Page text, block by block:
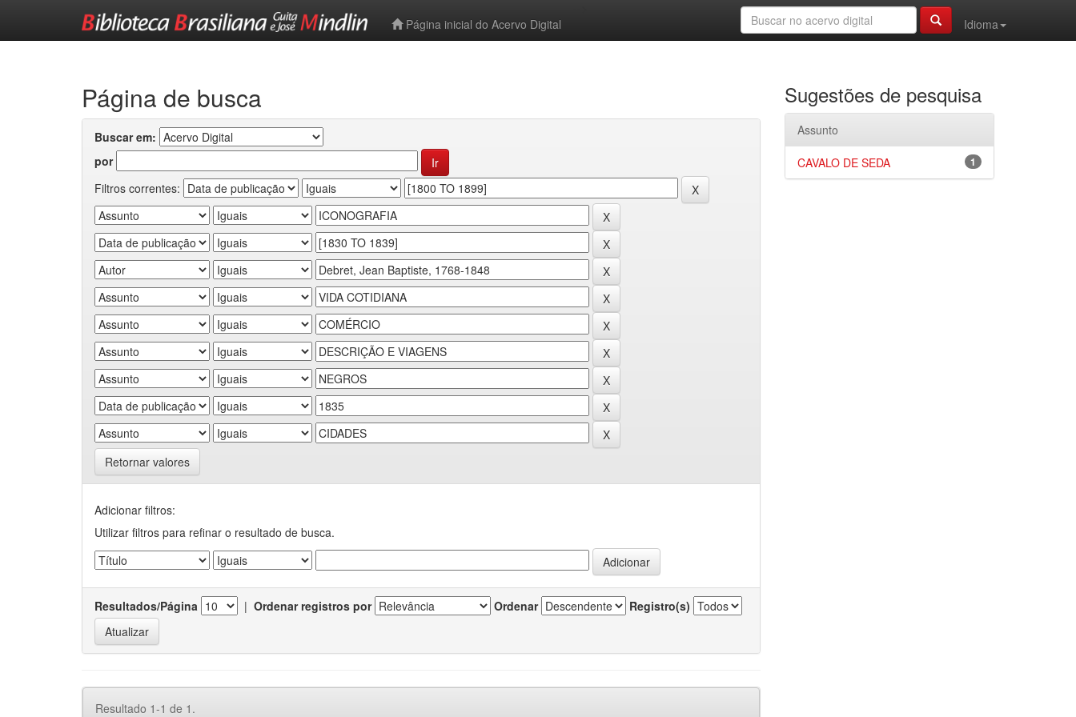
Página inicial do Acervo Digital
Idioma
Página de busca
Buscar em:
por
Filtros correntes:
Retornar valores
Adicionar filtros:
Utilizar filtros para refinar o resultado de busca.
Resultados/Página | Ordenar registros por Ordenar Registro(s)
Resultado 1-1 de 1.
Sugestões de pesquisa
Assunto
1
CAVALO DE SEDA